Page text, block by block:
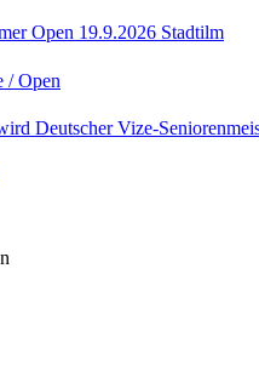
Open 19.9.2026 Stadtilm
/ Open
Deutscher Vize-